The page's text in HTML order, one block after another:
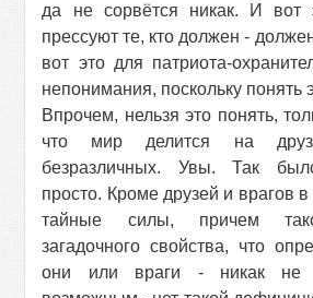
да не сорвётся никак. И вот
прессуют те, кто должен -
вот это для патриота-
непонимания, поскольку понять
Впрочем, нельзя это понять,
что мир делится на
безразличных. Увы. Так
просто. Кроме друзей и врагов
тайные силы, причем
загадочного свойства, что
они или враги - никак не